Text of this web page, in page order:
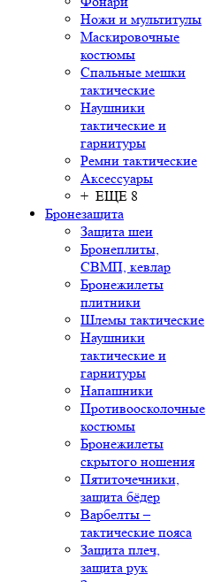
Ножи и мультитулы
Маскировочные
костюмы
Спальные мешки
тактические
Наушники
тактические и
гарнитуры
Ремни тактические
Аксессуары
+ ЕЩЕ 8
Бронезащита
Защита шеи
Бронеплиты,
СВМП, кевлар
Бронежилеты
плитники
Шлемы тактические
Наушники
тактические и
гарнитуры
Напашники
Противоосколочные
костюмы
Бронежилеты
скрытого ношения
Пятиточечники,
защита бёдер
Варбелты –
тактические пояса
Защита плеч,
защита рук